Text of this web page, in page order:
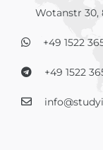
Wotanstr 30,
+49 1522
+49 1522